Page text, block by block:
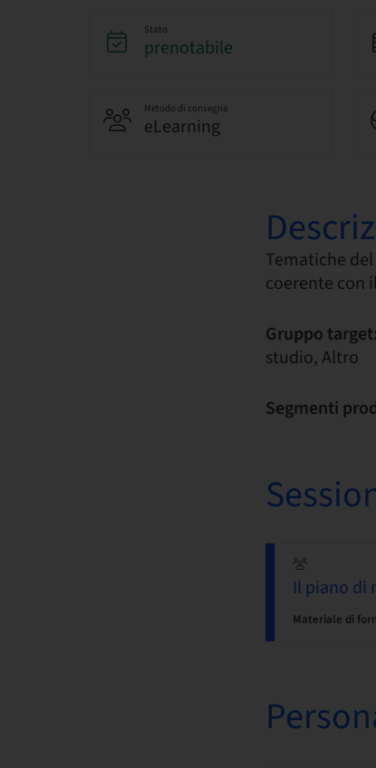
Stato
prenotabile
Metodo di consegna
eLearning
Tematiche
coerente con
Gruppo target:
studio, Altro
Segmenti
Il piano di
Materiale di